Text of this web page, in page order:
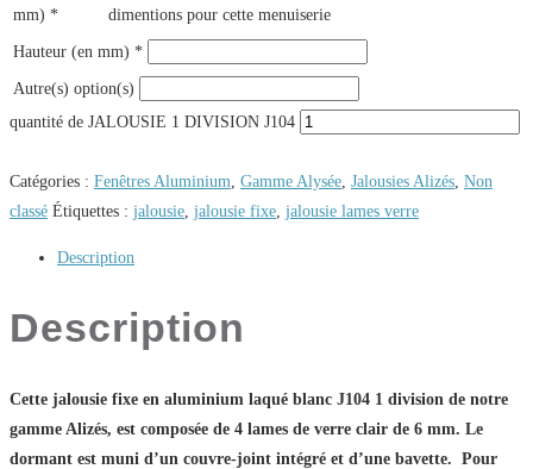
mm) *
dimentions pour cette menuiserie
Hauteur (en mm) *
Autre(s) option(s)
quantité de JALOUSIE 1 DIVISION J104
Catégories : Fenêtres Aluminium, Gamme Alysée, Jalousies Alizés, Non
classé Étiquettes : jalousie, jalousie fixe, jalousie lames verre
Description
Description
Cette jalousie fixe en aluminium laqué blanc J104 1 division de notre
gamme Alizés, est composée de 4 lames de verre clair de 6 mm. Le
dormant est muni d’un couvre-joint intégré et d’une bavette. Pour